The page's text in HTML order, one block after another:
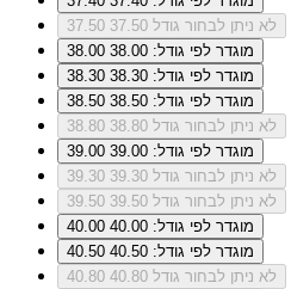
37.50
לא ניתן לבחור גודל 37.50
38.00
מוגדר לפי גודל: 38.00
38.30
מוגדר לפי גודל: 38.30
38.50
מוגדר לפי גודל: 38.50
38.80
לא ניתן לבחור גודל 38.80
39.00
מוגדר לפי גודל: 39.00
39.30
לא ניתן לבחור גודל 39.30
39.50
לא ניתן לבחור גודל 39.50
40.00
מוגדר לפי גודל: 40.00
40.50
מוגדר לפי גודל: 40.50
40.80
לא ניתן לבחור גודל 40.80